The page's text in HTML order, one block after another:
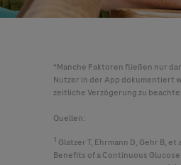
*Manche Faktoren fließen nur
Nutzer in der App dokumentiert
zeitliche Verzögerung zu
Quellen:
1 Glatzer T, Ehrmann D, Gehr B,
Benefits of a Continuous